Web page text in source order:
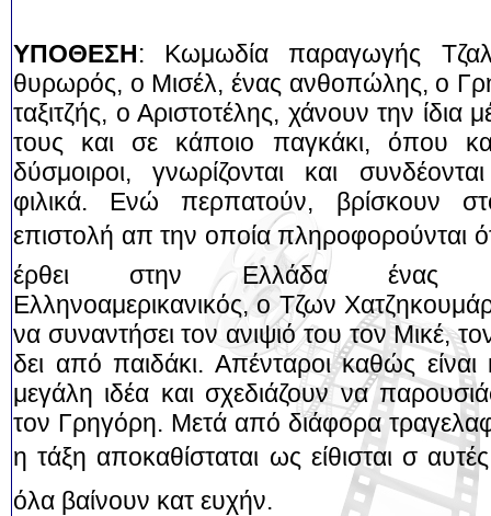
ΥΠΟΘΕΣΗ: Κωμωδία παραγωγής
θυρωρός, ο Μισέλ, ένας ανθοπώλης, ο
ταξιτζής, ο Αριστοτέλης, χάνουν την ίδια
τους και σε κάποιο παγκάκι, όπου
δύσμοιροι, γνωρίζονται και
φιλικά. Ενώ περπατούν, βρίσκουν
επιστολή απ την οποία πληροφορούνται
έρθει στην Ελλάδα ένας
Ελληνοαμερικανικός, ο Τζων
να συναντήσει τον ανιψιό του τον Μικέ,
δει από παιδάκι. Απένταροι καθώς είναι
μεγάλη ιδέα και σχεδιάζουν να
τον Γρηγόρη. Μετά από διάφορα
η τάξη αποκαθίσταται ως είθισται σ αυτές
όλα βαίνουν κατ ευχήν.